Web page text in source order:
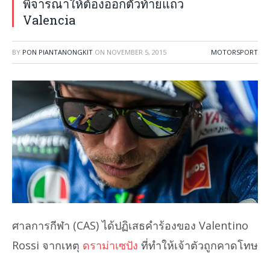
พิจารณาให้ต้องออกตัวท้ายแถว
Valencia
BY PON PIANTANONGKIT ON NOVEMBER 5, 2015 MOTORSPORT
ศาลการกีฬา (CAS) ได้ปฏิเสธคำร้องของ Valentino
Rossi จากเหตุ ดราม่าเซปัง ที่ทำให้เจ้าตัวถูกคาดโทษ